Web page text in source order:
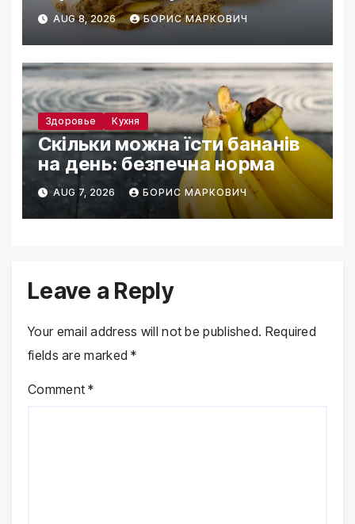
AUG 8, 2026 БОРИС МАРКОВИЧ
Здоровье Кухня
Скільки можна їсти бананів
на день: безпечна норма
AUG 7, 2026 БОРИС МАРКОВИЧ
Leave a Reply
Your email address will not be published. Required
fields are marked*
Comment*